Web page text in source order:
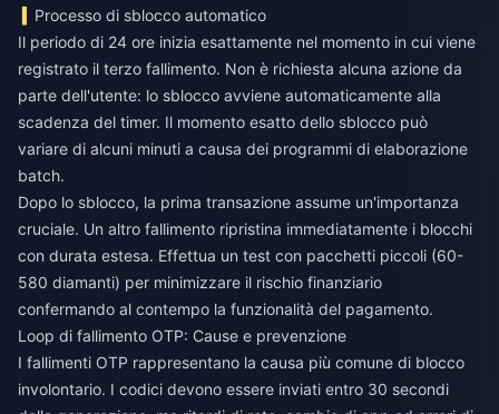
Processo di sblocco automatico
Il periodo di 24 ore inizia esattamente nel momento in cui viene
registrato il terzo fallimento. Non è richiesta alcuna azione da
parte dell'utente: lo sblocco avviene automaticamente alla
scadenza del timer. Il momento esatto dello sblocco può
variare di alcuni minuti a causa dei programmi di elaborazione
batch.
Dopo lo sblocco, la prima transazione assume un'importanza
cruciale. Un altro fallimento ripristina immediatamente i blocchi
con durata estesa. Effettua un test con pacchetti piccoli (60-
580 diamanti) per minimizzare il rischio finanziario
confermando al contempo la funzionalità del pagamento.
Loop di fallimento OTP: Cause e prevenzione
I fallimenti OTP rappresentano la causa più comune di blocco
involontario. I codici devono essere inviati entro 30 secondi